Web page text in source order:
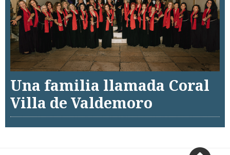
Una familia llamada Coral
Villa de Valdemoro